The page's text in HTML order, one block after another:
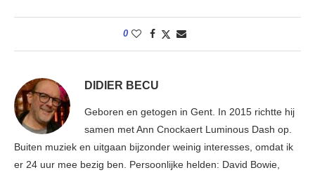
0
DIDIER BECU
Geboren en getogen in Gent. In 2015 richtte hij
samen met Ann Cnockaert Luminous Dash op.
Buiten muziek en uitgaan bijzonder weinig interesses, omdat ik
er 24 uur mee bezig ben. Persoonlijke helden: David Bowie,